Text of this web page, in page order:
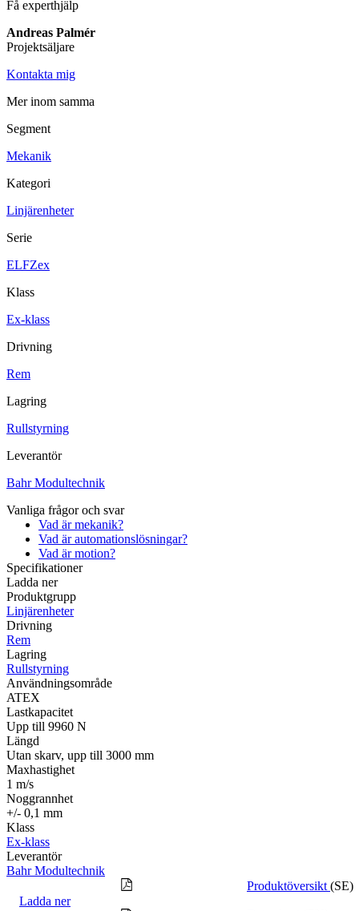
Maskinsäkerhet
Varningsljud
Varningsljus
Övrigt
KablageESD / Antistatutrustning
Få experthjälp
Andreas Palmér
Projektsäljare
Kontakta mig
Mer inom samma
Segment
Mekanik
Kategori
Linjärenheter
Serie
ELFZex
Klass
Ex-klass
Drivning
Rem
Lagring
Rullstyrning
Leverantör
Bahr Modultechnik
Vanliga frågor och svar
Vad är mekanik?
Vad är automationslösningar?
Vad är motion?
Specifikationer
Ladda ner
Produktgrupp
Linjärenheter
Drivning
Rem
Lagring
Rullstyrning
Användningsområde
ATEX
Lastkapacitet
Upp till 9960 N
Längd
Utan skarv, upp till 3000 mm
Maxhastighet
1 m/s
Noggrannhet
+/- 0,1 mm
Klass
Ex-klass
Leverantör
Bahr Modultechnik
Produktöversikt (SE)
Ladda ner